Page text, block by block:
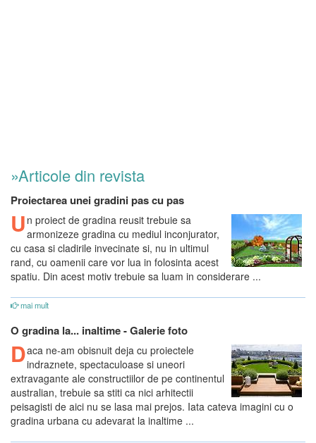
»Articole din revista
Proiectarea unei gradini pas cu pas
U n proiect de gradina reusit trebuie sa
armonizeze gradina cu mediul inconjurator,
cu casa si cladirile invecinate si, nu in ultimul
rand, cu oamenii care vor lua in folosinta acest
spatiu. Din acest motiv trebuie sa luam in considerare ...
mai mult
O gradina la... inaltime - Galerie foto
Daca ne-am obisnuit deja cu proiectele
indraznete, spectaculoase si uneori
extravagante ale constructiilor de pe continentul
australian, trebuie sa stiti ca nici arhitectii
peisagisti de aici nu se lasa mai prejos. Iata cateva imagini cu o
gradina urbana cu adevarat la inaltime ...